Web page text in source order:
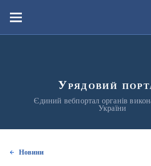
вмістуМеню
Урядовий
Єдиний вебпортал органів
України
Новини